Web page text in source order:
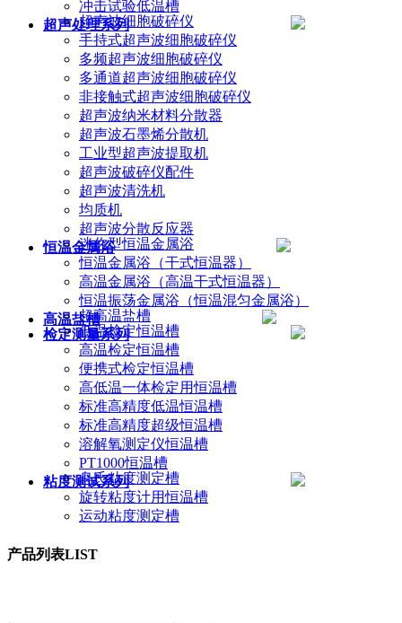
冲击试验低温槽
超声处理系列
超声波细胞破碎仪
手持式超声波细胞破碎仪
多频超声波细胞破碎仪
多通道超声波细胞破碎仪
非接触式超声波细胞破碎仪
超声波纳米材料分散器
超声波石墨烯分散机
工业型超声波提取机
超声波破碎仪配件
超声波清洗机
均质机
超声波分散反应器
恒温金属浴迷你型恒温金属浴
恒温金属浴（干式恒温器）
高温金属浴（高温干式恒温器）
恒温振荡金属浴（恒温混匀金属浴）
高温盐槽超高温盐槽
检定测量系列
低温检定恒温槽
高温检定恒温槽
便携式检定恒温槽
高低温一体检定用恒温槽
标准高精度低温恒温槽
标准高精度超级恒温槽
溶解氧测定仪恒温槽
PT1000恒温槽
粘度测试系列
乌氏粘度测定槽
旋转粘度计用恒温槽
运动粘度测定槽
产品列表LIST